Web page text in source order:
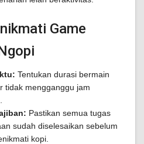
Game
Tentukan durasi bermain
tidak mengganggu jam
Pastikan semua tugas
sudah diselesaikan sebelum
kopi.